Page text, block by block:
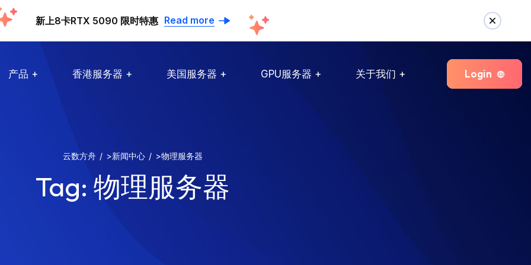
新上8卡RTX 5090 限时特惠 Read more
产品 香港服务器 美国服务器 GPU服务器 关于我们 Login
云数方舟 >新闻中心 >物理服务器
Tag: 物理服务器